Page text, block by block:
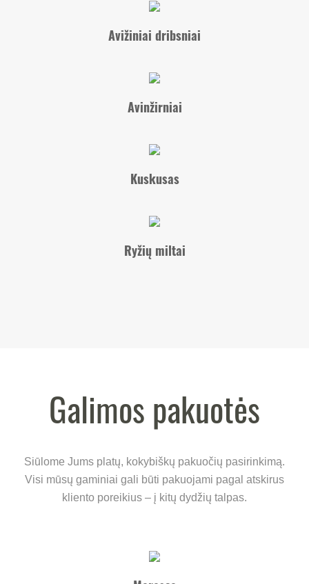
Avižiniai dribsniai
Avinžirniai
Kuskusas
Ryžių miltai
Galimos pakuotės
Siūlome Jums platų, kokybiškų pakuočių pasirinkimą.
Visi mūsų gaminiai gali būti pakuojami pagal atskirus
kliento poreikius – į kitų dydžių talpas.